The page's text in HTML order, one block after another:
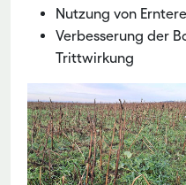
Nutzung von
Verbesserung der
Trittwirkung